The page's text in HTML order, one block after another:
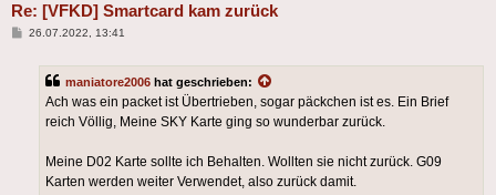
Re: [VFKD] Smartcard kam zurück
Beitrag
26.07.2022, 13:41
maniatore2006 hat geschrieben:
Ach was ein packet ist Übertrieben, sogar päckchen ist es. Ein Brief
reich Völlig, Meine SKY Karte ging so wunderbar zurück.
Meine D02 Karte sollte ich Behalten. Wollten sie nicht zurück. G09
Karten werden weiter Verwendet, also zurück damit.